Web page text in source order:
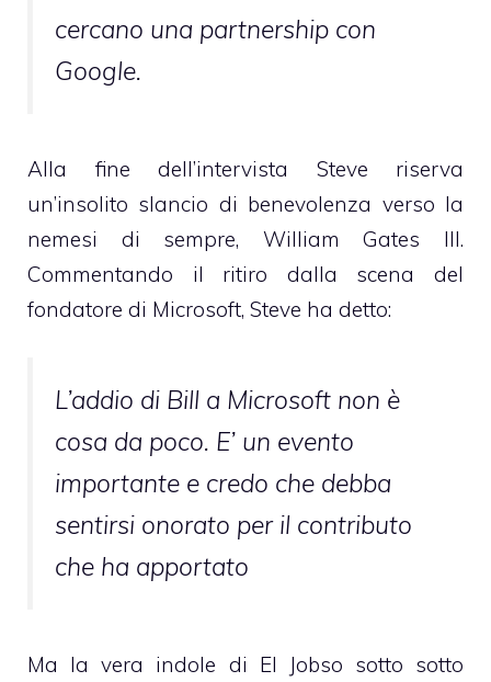
cercano una partnership con
Google.
Alla fine dell’intervista Steve riserva
un’insolito slancio di benevolenza verso la
nemesi di sempre, William Gates III.
Commentando il ritiro dalla scena del
fondatore di Microsoft, Steve ha detto:
L’addio di Bill a Microsoft non è
cosa da poco. E’ un evento
importante e credo che debba
sentirsi onorato per il contributo
che ha apportato
Ma la vera indole di El Jobso sotto sotto